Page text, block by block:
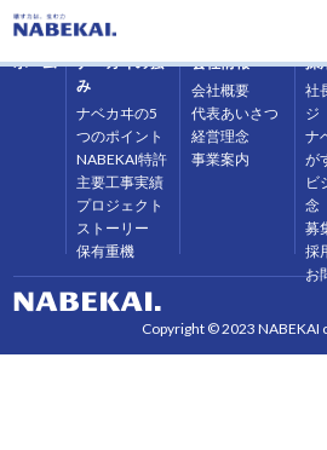
ホーム
ナベカヰの強
み
ナベカヰの5
つのポイント
NABEKAI特許
主要工事実績
プロジェクト
ストーリー
保有重機
会社情報
会社概要
代表あいさつ
経営理念
事業案内
採
社
ジ
ナ
が
ビ
念
募
採
お
Copyright © 2023 NABEKAI